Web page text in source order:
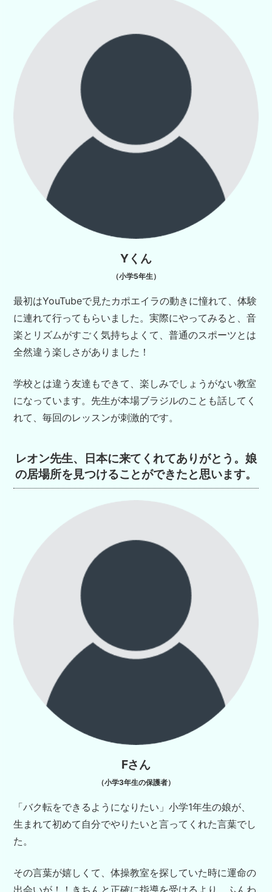
Yくん
（小学5年生）
最初はYouTubeで見たカポエイラの動きに憧れて、体験
に連れて行ってもらいました。実際にやってみると、音
楽とリズムがすごく気持ちよくて、普通のスポーツとは
全然違う楽しさがありました！
学校とは違う友達もできて、楽しみでしょうがない教室
になっています。先生が本場ブラジルのことも話してく
れて、毎回のレッスンが刺激的です。
レオン先生、日本に来てくれてありがとう。娘
の居場所を見つけることができたと思います。
Fさん
（小学3年生の保護者）
「バク転をできるようになりたい」小学1年生の娘が、
生まれて初めて 自分でやりたいと言ってくれた言葉でし
た。
その言葉が嬉しくて、体操教室を探していた時に運命の
出会いが！！ きちんと正確に指導を受けるより、ふんわ